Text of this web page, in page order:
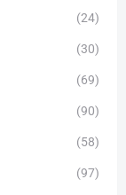
(24)
(30)
(69)
(90)
(58)
(97)